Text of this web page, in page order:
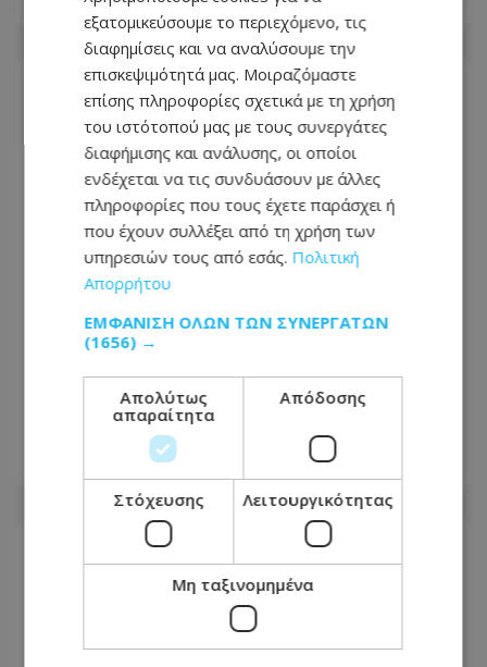
Τέλος η ταλαιπωρία σε μεγάλο τμήμα
της - Οι εικόνες που ανέβασε πολίτης
08.08.2026 - 14:30
εξατομικεύσουμε το περιεχόμενο, τις
διαφημίσεις και να αναλύσουμε την
επισκεψιμότητά μας. Μοιραζόμαστε
επίσης πληροφορίες σχετικά με τη χρήση
του ιστότοπού μας με τους συνεργάτες
διαφήμισης και ανάλυσης, οι οποίοι
ενδέχεται να τις συνδυάσουν με άλλες
πληροφορίες που τους έχετε παράσχει ή
που έχουν συλλέξει από τη χρήση των
υπηρεσιών τους από εσάς. Πολιτική
Απορρήτου
ΕΜΦΆΝΙΣΗ ΌΛΩΝ ΤΩΝ ΣΥΝΕΡΓΑΤΏΝ
(1656) →
Απολύτως
απαραίτητα
Απόδοσης
Στόχευσης Λειτουργικότητας
Μη ταξινομημένα